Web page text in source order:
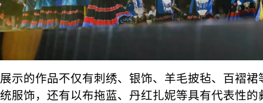
展示的作品不仅有刺绣、银饰、羊毛披毡、百褶裙
统服饰，还有以布拖蓝、丹红扎妮等具有代表性